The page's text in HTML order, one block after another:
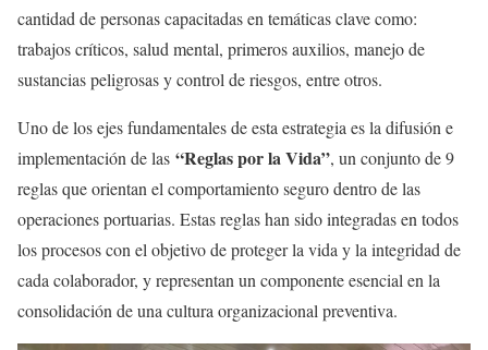
cantidad de personas capacitadas en temáticas clave como:
trabajos críticos, salud mental, primeros auxilios, manejo de
sustancias peligrosas y control de riesgos, entre otros.
Uno de los ejes fundamentales de esta estrategia es la difusión e
implementación de las “Reglas por la Vida”, un conjunto de 9
reglas que orientan el comportamiento seguro dentro de las
operaciones portuarias. Estas reglas han sido integradas en todos
los procesos con el objetivo de proteger la vida y la integridad de
cada colaborador, y representan un componente esencial en la
consolidación de una cultura organizacional preventiva.